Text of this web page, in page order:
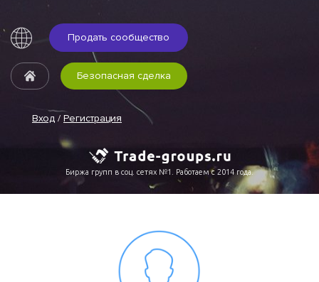
Продать сообщество
Вход / Регистрация
Безопасная сделка
Биржа групп в соц. сетях №1. Работаем с 2014 года.